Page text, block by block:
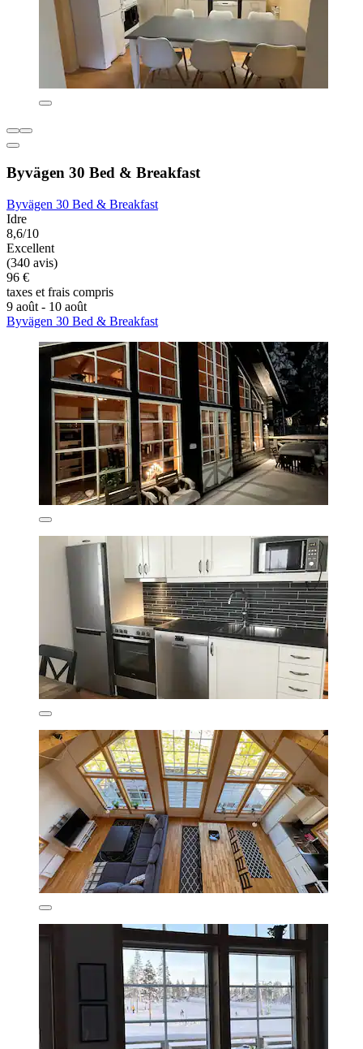
Byvägen 30 Bed & Breakfast
Byvägen 30 Bed & Breakfast
Idre
8,6/10
Excellent
(340 avis)
96 €
taxes et frais compris
9 août - 10 août
Byvägen 30 Bed & Breakfast